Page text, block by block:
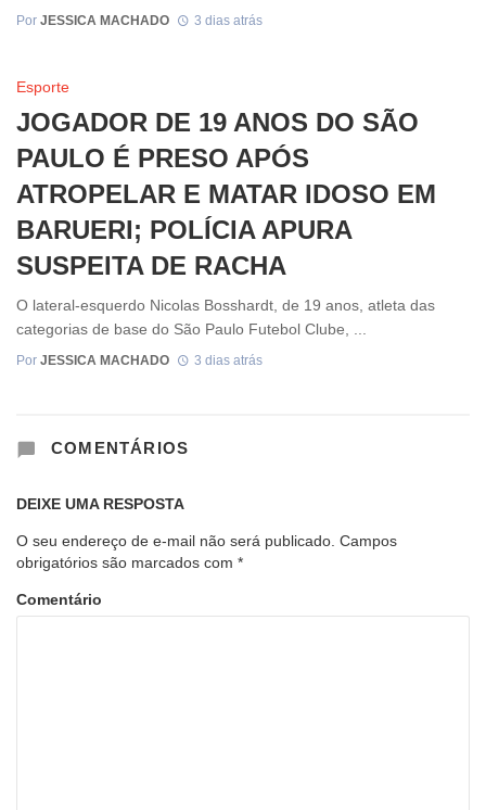
Por JESSICA MACHADO 3 dias atrás
Esporte
JOGADOR DE 19 ANOS DO SÃO
PAULO É PRESO APÓS
ATROPELAR E MATAR IDOSO EM
BARUERI; POLÍCIA APURA
SUSPEITA DE RACHA
O lateral-esquerdo Nicolas Bosshardt, de 19 anos, atleta das
categorias de base do São Paulo Futebol Clube, ...
Por JESSICA MACHADO 3 dias atrás
COMENTÁRIOS
DEIXE UMA RESPOSTA
O seu endereço de e-mail não será publicado. Campos
obrigatórios são marcados com *
Comentário